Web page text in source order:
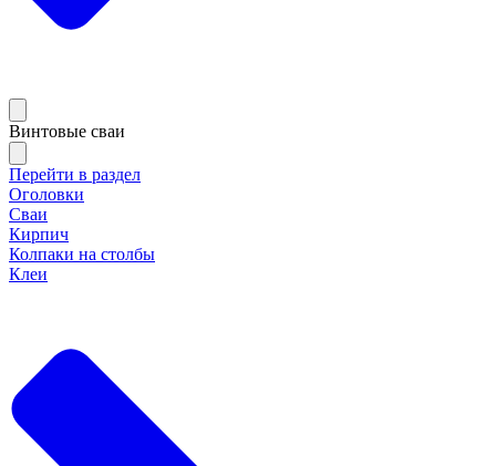
Винтовые сваи
Перейти в раздел
Оголовки
Сваи
Кирпич
Колпаки на столбы
Клеи